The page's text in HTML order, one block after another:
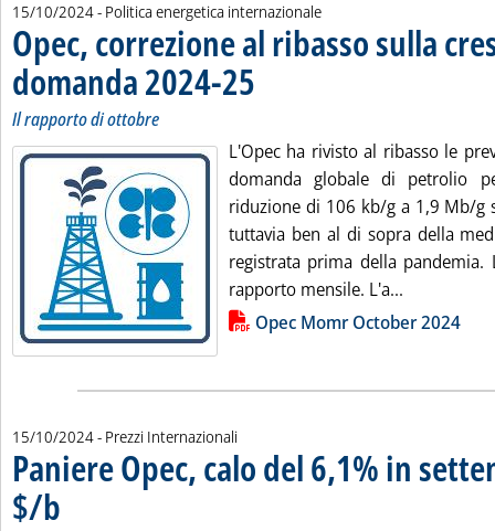
15/10/2024- Politica energetica internazionale
Opec, correzione al ribasso sulla
domanda 2024-25
Il rapporto di ottobre
L'Opec ha rivisto al ribasso le
domanda globale di petrolio
riduzione di 106 kb/g a 1,9 Mb/g
tuttavia ben al di sopra della
registrata prima della
rapporto mensile. L'a...
Lista allegati PDF alla notiziaOpec Momr October 2024
15/10/2024- Prezzi Internazionali
Paniere Opec, calo del 6,1% in
$/b . Sottotitolo: Mercato dei greggi
. Pubblicata martedì 15 ottobre 2024 alle 11.19.